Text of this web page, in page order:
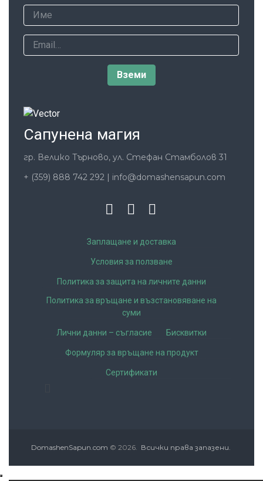
Сапунена магия
гр. Велико Търново, ул. Стефан Стамболов 31
+ (359) 888 742 292 | info@domashensapun.com
Заплащане и доставка
Условия за ползване
Политика за защита на личните данни
Политика за връщане и възстановяване на
суми
Лични данни – съгласие Бисквитки
Формуляр за връщане на продукт
Сертификати
DomashenSapun.com © 2026. Всички права запазени.